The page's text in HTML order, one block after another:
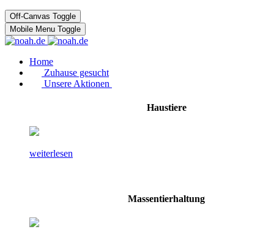
Off-Canvas Toggle
Mobile Menu Toggle
Home
Zuhause gesucht
Unsere Aktionen
Haustiere
weiterlesen
Massentierhaltung